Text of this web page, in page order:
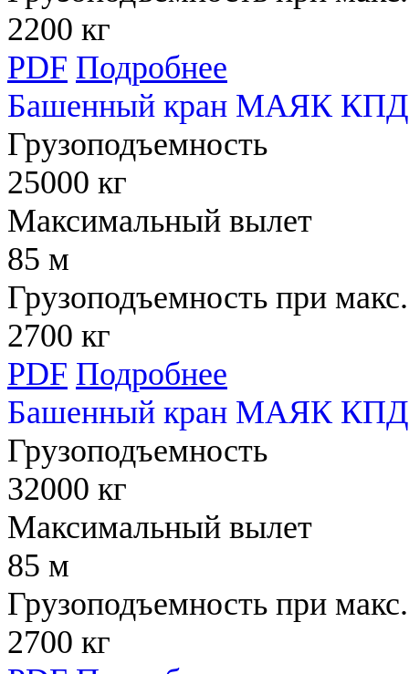
2200 кг
PDF Подробнее
Башенный кран МАЯК КПД
Грузоподъемность
25000 кг
Максимальный вылет
85 м
Грузоподъемность при
2700 кг
PDF Подробнее
Башенный кран МАЯК КПД
Грузоподъемность
32000 кг
Максимальный вылет
85 м
Грузоподъемность при
2700 кг